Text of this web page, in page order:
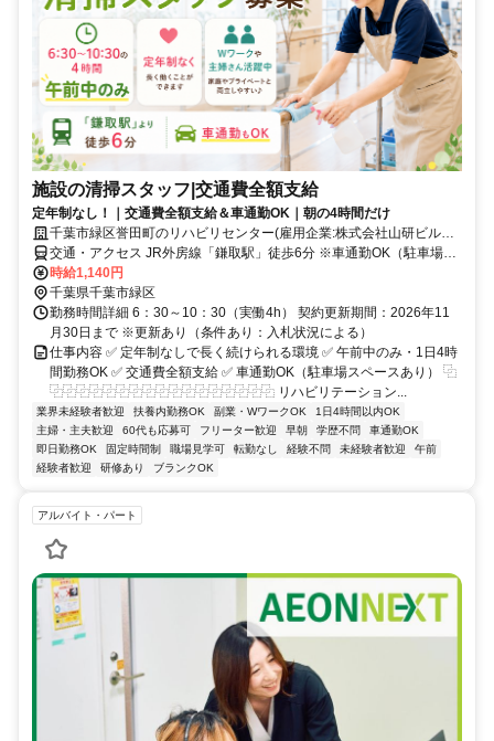
施設の清掃スタッフ|交通費全額支給
定年制なし！｜交通費全額支給＆車通勤OK｜朝の4時間だけ
千葉市緑区誉田町のリハビリセンター(雇用企業:株式会社山研ビルサ
ービス)
交通・アクセス JR外房線「鎌取駅」徒歩6分 ※車通勤OK（駐車場あ
り）
時給1,140円
千葉県千葉市緑区
勤務時間詳細 6：30～10：30（実働4h） 契約更新期間：2026年11
月30日まで ※更新あり（条件あり：入札状況による）
仕事内容 ✅ 定年制なしで長く続けられる環境 ✅ 午前中のみ・1日4時
間勤務OK ✅ 交通費全額支給 ✅ 車通勤OK（駐車場スペースあり） ⿻
⿻⿻⿻⿻⿻⿻⿻⿻⿻⿻⿻⿻⿻⿻⿻⿻⿻ リハビリテーション...
業界未経験者歓迎 扶養内勤務OK 副業・WワークOK
1日4時間以内OK
主婦・主夫歓迎
60代も応募可 フリーター歓迎 早朝 学歴不問
車通勤OK
即日勤務OK
固定時間制 職場見学可 転勤なし 経験不問 未経験者歓迎
午前
経験者歓迎
研修あり ブランクOK
アルバイト・パート